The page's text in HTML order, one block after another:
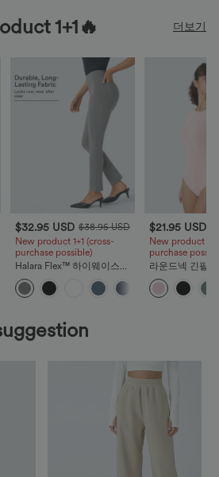
1+1🔥 더보기
$32.95 USD $38.95 USD
New product 1+1 (cross-
purchase possible)
Halara Flex™ 하이웨이스트
뒷주머니 테이퍼드 워크룩
팬츠
$21.95 USD
New product
purchase
라운드넥 긴팔
바디수트